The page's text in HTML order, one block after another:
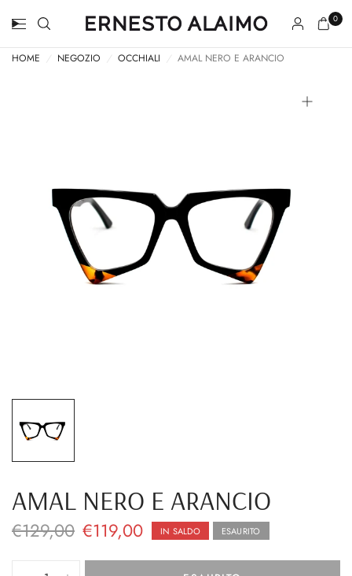
0
HOME NEGOZIO OCCHIALI AMAL NERO E ARANCIO
AMAL NERO E ARANCIO
€129,00 €119,00 IN SALDO ESAURITO